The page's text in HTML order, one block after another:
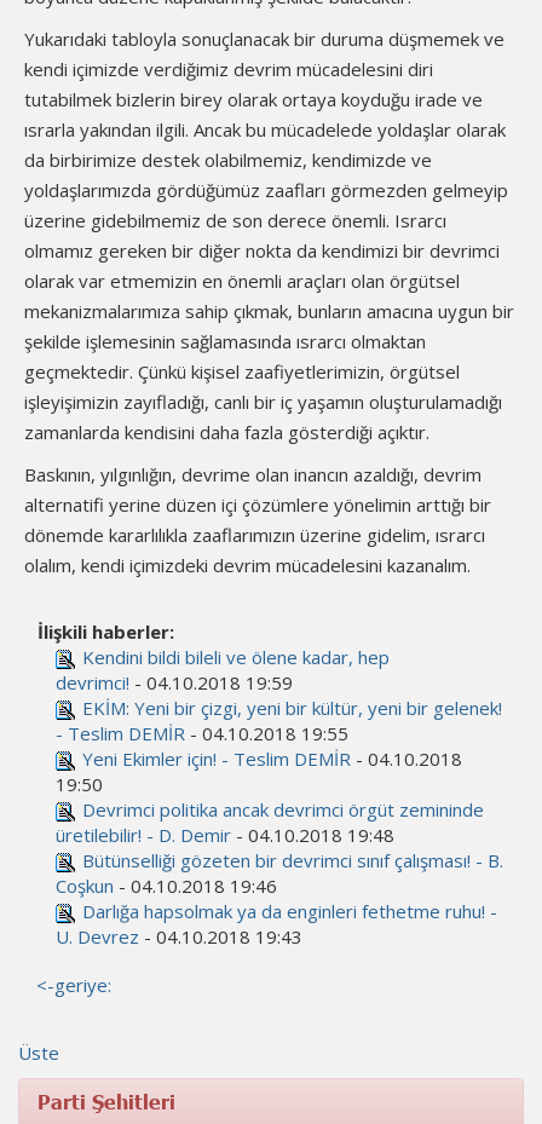
Yukarıdaki tabloyla sonuçlanacak bir duruma düşmemek ve
kendi içimizde verdiğimiz devrim mücadelesini diri
tutabilmek bizlerin birey olarak ortaya koyduğu irade ve
ısrarla yakından ilgili. Ancak bu mücadelede yoldaşlar olarak
da birbirimize destek olabilmemiz, kendimizde ve
yoldaşlarımızda gördüğümüz zaafları görmezden gelmeyip
üzerine gidebilmemiz de son derece önemli. Israrcı
olmamız gereken bir diğer nokta da kendimizi bir devrimci
olarak var etmemizin en önemli araçları olan örgütsel
mekanizmalarımıza sahip çıkmak, bunların amacına uygun bir
şekilde işlemesinin sağlamasında ısrarcı olmaktan
geçmektedir. Çünkü kişisel zaafiyetlerimizin, örgütsel
işleyişimizin zayıfladığı, canlı bir iç yaşamın oluşturulamadığı
zamanlarda kendisini daha fazla gösterdiği açıktır.
Baskının, yılgınlığın, devrime olan inancın azaldığı, devrim
alternatifi yerine düzen içi çözümlere yönelimin arttığı bir
dönemde kararlılıkla zaaflarımızın üzerine gidelim, ısrarcı
olalım, kendi içimizdeki devrim mücadelesini kazanalım.
İlişkili haberler:
Kendini bildi bileli ve ölene kadar, hep
devrimci! - 04.10.2018 19:59
EKİM: Yeni bir çizgi, yeni bir kültür, yeni bir gelenek!
- Teslim DEMİR - 04.10.2018 19:55
Yeni Ekimler için! - Teslim DEMİR - 04.10.2018
19:50
Devrimci politika ancak devrimci örgüt zemininde
üretilebilir! - D. Demir - 04.10.2018 19:48
Bütünselliği gözeten bir devrimci sınıf çalışması! - B.
Coşkun - 04.10.2018 19:46
Darlığa hapsolmak ya da enginleri fethetme ruhu! -
U. Devrez - 04.10.2018 19:43
<-geriye:
Üste
Parti Şehitleri